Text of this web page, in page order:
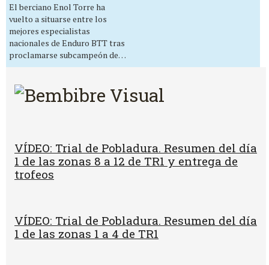
El berciano Enol Torre ha
vuelto a situarse entre los
mejores especialistas
nacionales de Enduro BTT tras
proclamarse subcampeón de…
VÍDEO: Trial de Pobladura. Resumen del día
1 de las zonas 8 a 12 de TR1 y entrega de
trofeos
VÍDEO: Trial de Pobladura. Resumen del día
1 de las zonas 1 a 4 de TR1